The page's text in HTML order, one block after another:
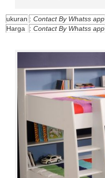
ukuran : Contact By Whatss app
Harga
: Contact By Whatss app